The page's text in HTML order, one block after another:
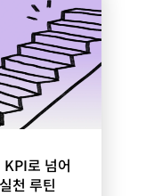
로 넘어
천 루틴